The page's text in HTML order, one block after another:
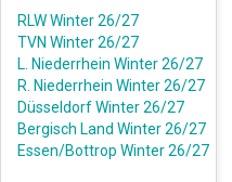
RLW Winter 26/27
TVN Winter 26/27
L. Niederrhein Winter 26/27
R. Niederrhein Winter 26/27
Düsseldorf Winter 26/27
Bergisch Land Winter 26/27
Essen/Bottrop Winter 26/27